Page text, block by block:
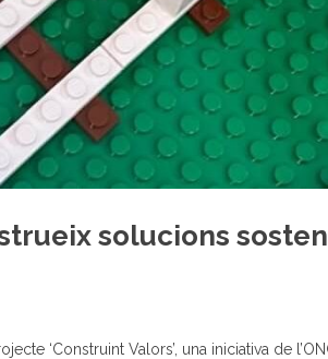
solucions
‘Construint Valors’, una iniciativa de